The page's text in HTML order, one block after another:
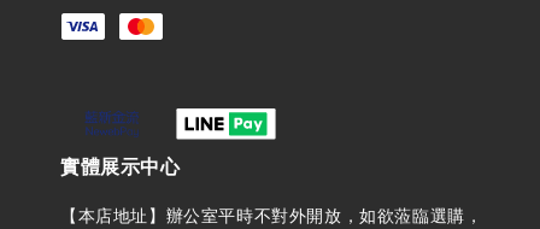
實體展示中心
【本店地址】辦公室平時不對外開放，如欲蒞臨選購，